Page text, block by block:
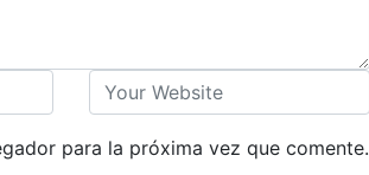
para la próxima vez que comente.